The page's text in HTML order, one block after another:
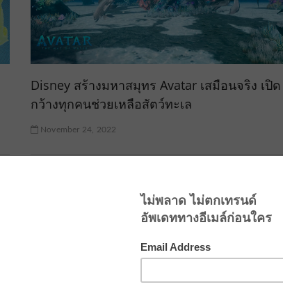
Disney สร้างมหาสมุทร Avatar เสมือนจริง เปิด
กว้างทุกคนช่วยเหลือสัตว์ทะเล
November 24, 2022